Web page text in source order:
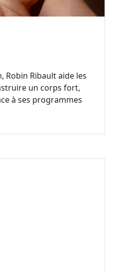
Robin Ribault aide les
un corps fort,
à ses programmes